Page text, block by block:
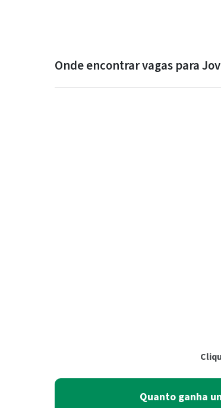
Onde encontrar vagas para
Quanto ganha